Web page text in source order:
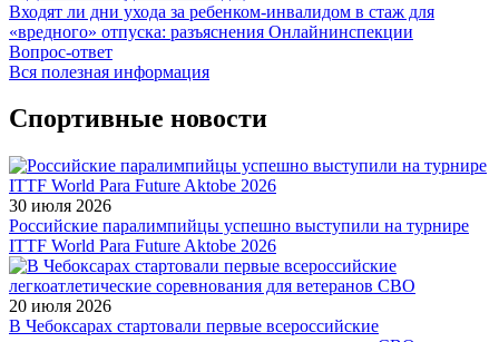
Входят ли дни ухода за ребенком-инвалидом в стаж для
«вредного» отпуска: разъяснения Онлайнинспекции
Вопрос-ответ
Вся полезная информация
Спортивные новости
30 июля 2026
Российские паралимпийцы успешно выступили на турнире
ITTF World Para Future Aktobe 2026
20 июля 2026
В Чебоксарах стартовали первые всероссийские